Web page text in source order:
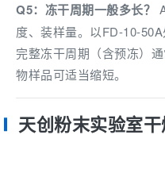
Q5：冻干周期一般多长？
度、装样量。以FD-10-
完整冻干周期（含预冻）
物样品可适当缩短。
天创粉末实验室